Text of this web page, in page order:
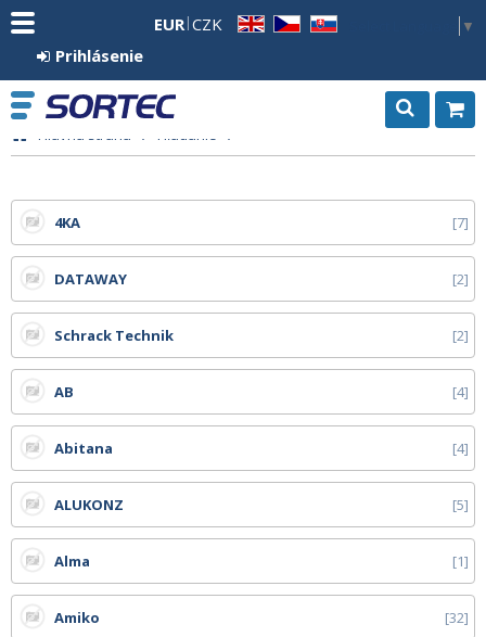
▼
EN CZ SK
EUR CZK
Prihlásenie
Hlavná strana Hľadanie
4KA 7
DATAWAY 2
Schrack Technik 2
AB 4
Abitana 4
ALUKONZ 5
Alma 1
Amiko 32